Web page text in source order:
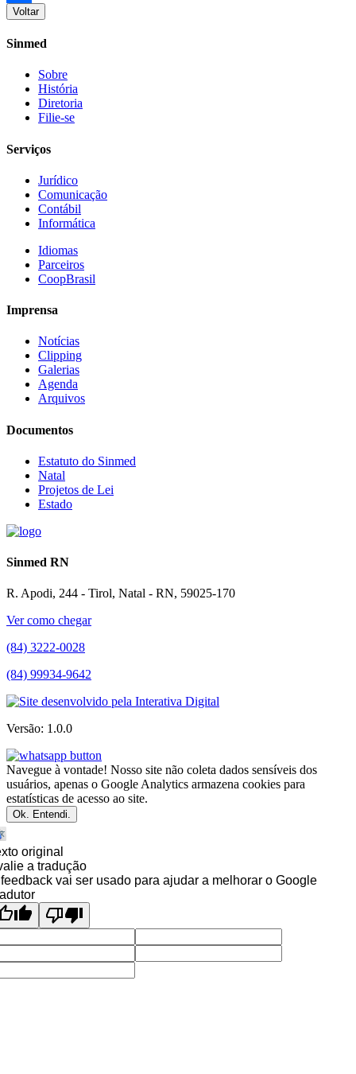
Share
Voltar
Sinmed
Sobre
História
Diretoria
Filie-se
Serviços
Jurídico
Comunicação
Contábil
Informática
Idiomas
Parceiros
CoopBrasil
Imprensa
Notícias
Clipping
Galerias
Agenda
Arquivos
Documentos
Estatuto do Sinmed
Natal
Projetos de Lei
Estado
Sinmed RN
R. Apodi, 244 - Tirol, Natal - RN, 59025-170
Ver como chegar
(84) 3222-0028
(84) 99934-9642
Versão: 1.0.0
Navegue à vontade! Nosso site não coleta dados sensíveis dos
usuários, apenas o Google Analytics armazena cookies para
estatísticas de acesso ao site.
Ok. Entendi.
original
a tradução
vai ser usado para ajudar a melhorar o Google